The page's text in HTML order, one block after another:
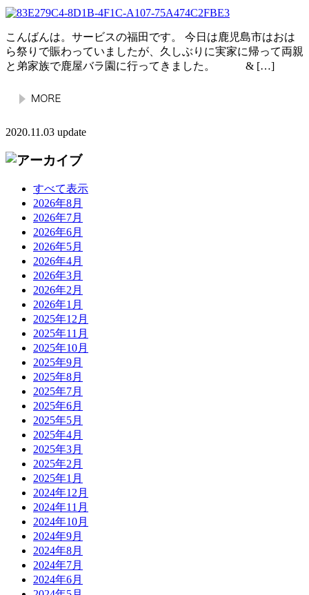
こんばんは。サービスの福田です。 今日は鹿児島市はおは
ら祭りで賑わっていましたが、久しぶりに実家に帰って両親
と弟家族で鹿屋バラ園に行ってきました。 & […]
2020.11.03 update
すべて表示
2026年8月
2026年7月
2026年6月
2026年5月
2026年4月
2026年3月
2026年2月
2026年1月
2025年12月
2025年11月
2025年10月
2025年9月
2025年8月
2025年7月
2025年6月
2025年5月
2025年4月
2025年3月
2025年2月
2025年1月
2024年12月
2024年11月
2024年10月
2024年9月
2024年8月
2024年7月
2024年6月